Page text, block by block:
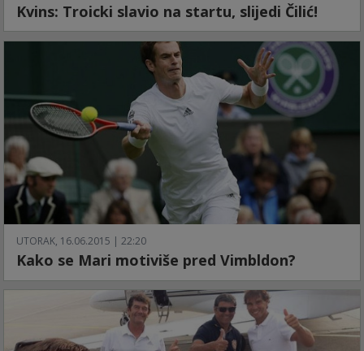
Kvins: Troicki slavio na startu, slijedi Čilić!
UTORAK, 16.06.2015 | 22:20
Kako se Mari motiviše pred Vimbldon?